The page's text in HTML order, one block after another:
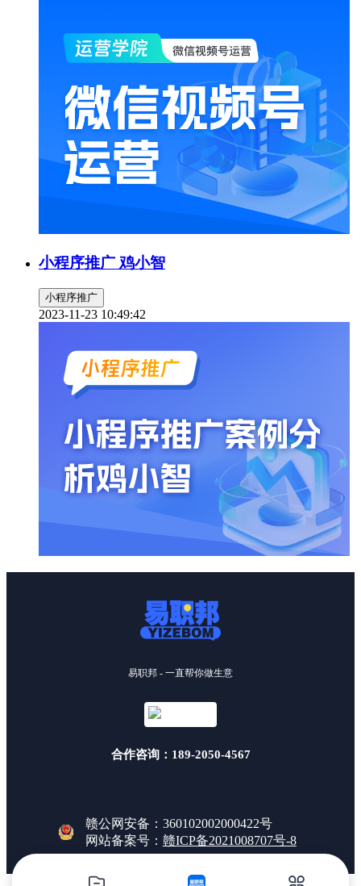
小程序推广 鸡小智
小程序推广
2023-11-23 10:49:42
易职邦 - 一直帮你做生意
合作咨询：189-2050-4567
赣公网安备：360102002000422号
网站备案号： 赣ICP备2021008707号-8